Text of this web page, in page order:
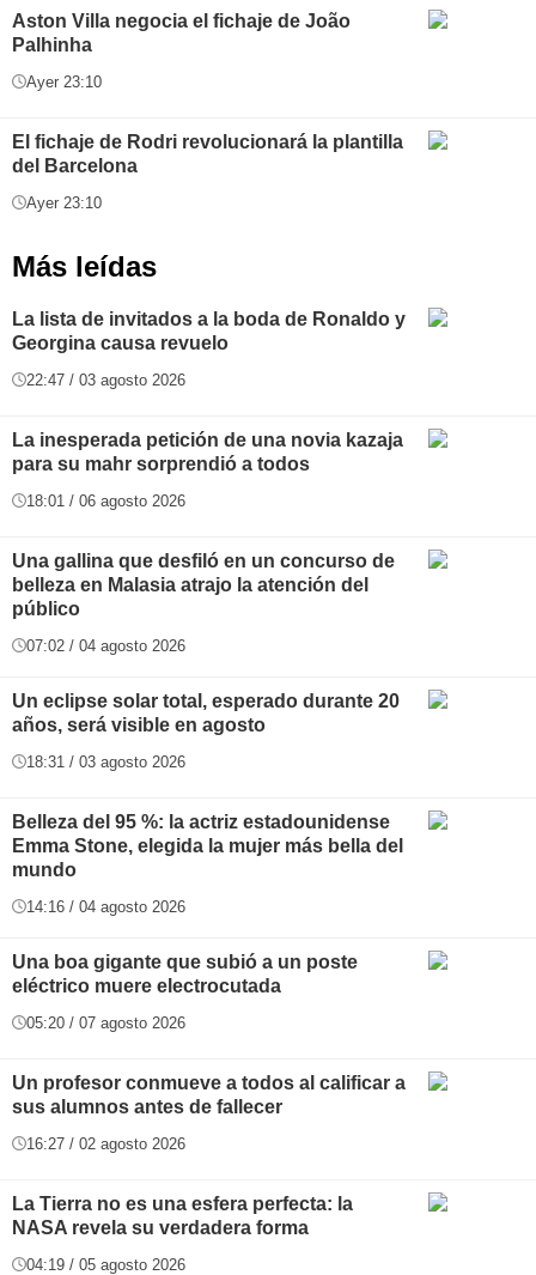
Aston Villa negocia el fichaje de João
Palhinha
Ayer 23:10
El fichaje de Rodri revolucionará la plantilla
del Barcelona
Ayer 23:10
Más leídas
La lista de invitados a la boda de Ronaldo y
Georgina causa revuelo
22:47 / 03 agosto 2026
La inesperada petición de una novia kazaja
para su mahr sorprendió a todos
18:01 / 06 agosto 2026
Una gallina que desfiló en un concurso de
belleza en Malasia atrajo la atención del
público
07:02 / 04 agosto 2026
Un eclipse solar total, esperado durante 20
años, será visible en agosto
18:31 / 03 agosto 2026
Belleza del 95 %: la actriz estadounidense
Emma Stone, elegida la mujer más bella del
mundo
14:16 / 04 agosto 2026
Una boa gigante que subió a un poste
eléctrico muere electrocutada
05:20 / 07 agosto 2026
Un profesor conmueve a todos al calificar a
sus alumnos antes de fallecer
16:27 / 02 agosto 2026
La Tierra no es una esfera perfecta: la
NASA revela su verdadera forma
04:19 / 05 agosto 2026